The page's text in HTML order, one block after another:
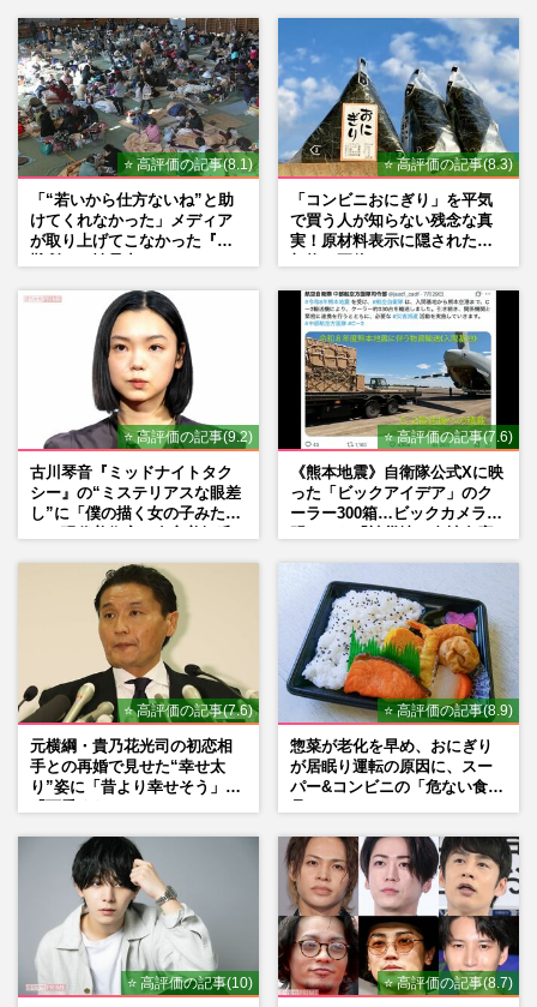
⭐ 高評価の記事(8.1)
「“若いから仕方ないね”と助
けてくれなかった」メディア
が取り上げてこなかった『避
⭐ 高評価の記事(8.3)
「コンビニおにぎり」を平気
で買う人が知らない残念な真
実！原材料表示に隠された添
⭐ 高評価の記事(9.2)
古川琴音『ミッドナイトタク
シー』の“ミステリアスな眼差
し”に「僕の描く女の子みた
⭐ 高評価の記事(7.6)
《熊本地震》自衛隊公式Xに映
った「ビックアイデア」のク
ーラー300箱…ビックカメラが
⭐ 高評価の記事(7.6)
元横綱・貴乃花光司の初恋相
手との再婚で見せた“幸せ太
り”姿に「昔より幸せそう」
⭐ 高評価の記事(8.9)
惣菜が老化を早め、おにぎり
が居眠り運転の原因に、スー
パー&コンビニの「危ない食
⭐ 高評価の記事(10) ⭐ 高評価の記事(8.7)